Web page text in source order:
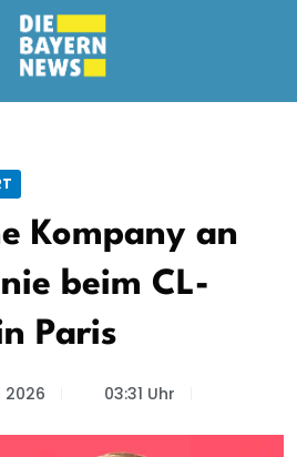
Kompany an
beim CL-
Paris
2026 03:31 Uhr